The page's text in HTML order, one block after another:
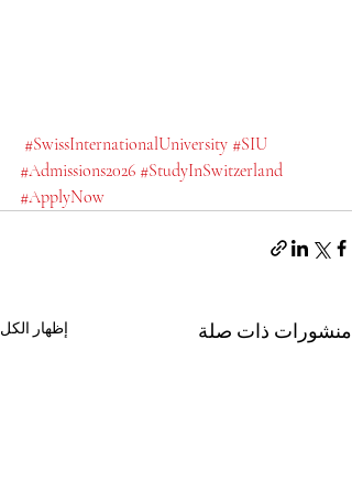
#SwissInternationalUniversity #SIU
#Admissions2026 #StudyInSwitzerland
#ApplyNow
منشورات ذات صلة إظهار الكل